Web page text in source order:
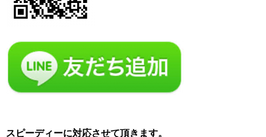
スピーディーに対応させて頂きます。